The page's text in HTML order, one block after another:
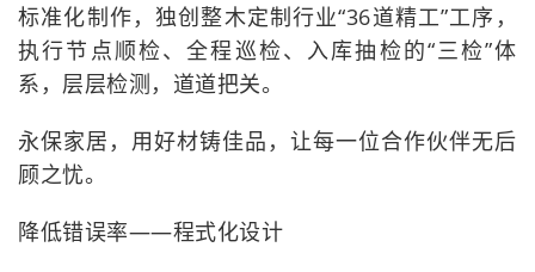
标准化制作，独创整木定制行业“36道精工”工序，
执行节点顺检、全程巡检、入库抽检的“三检”体
系，层层检测，道道把关。
永保家居，用好材铸佳品，让每一位合作伙伴无后
顾之忧。
降低错误率——程式化设计